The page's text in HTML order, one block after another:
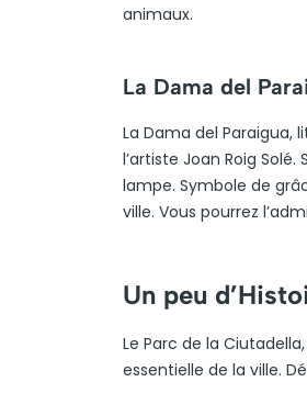
animaux.
La Dama del
La Dama del Paraigua,
l’artiste Joan Roig
lampe. Symbole de
ville. Vous pourrez
Un peu
Le Parc de la
essentielle de la ville.